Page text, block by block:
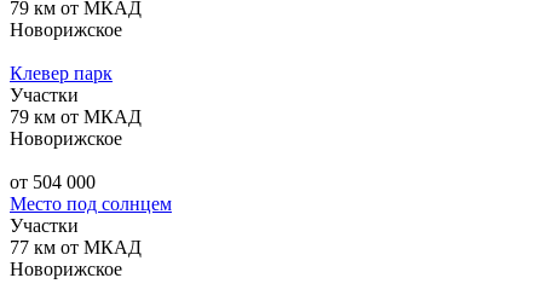
79 км от МКАД
Новорижское
Клевер парк
Участки
79 км от МКАД
Новорижское
от 504 000
Место под солнцем
Участки
77 км от МКАД
Новорижское